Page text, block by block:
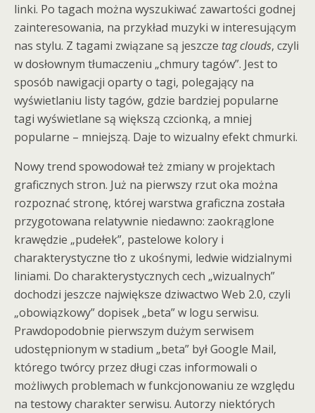
linki. Po tagach można wyszukiwać zawartości godnej
zainteresowania, na przykład muzyki w interesującym
nas stylu. Z tagami związane są jeszcze tag clouds, czyli
w dosłownym tłumaczeniu „chmury tagów”. Jest to
sposób nawigacji oparty o tagi, polegający na
wyświetlaniu listy tagów, gdzie bardziej popularne
tagi wyświetlane są większą czcionką, a mniej
popularne – mniejszą. Daje to wizualny efekt chmurki.
Nowy trend spowodował też zmiany w projektach
graficznych stron. Już na pierwszy rzut oka można
rozpoznać stronę, której warstwa graficzna została
przygotowana relatywnie niedawno: zaokrąglone
krawędzie „pudełek”, pastelowe kolory i
charakterystyczne tło z ukośnymi, ledwie widzialnymi
liniami. Do charakterystycznych cech „wizualnych”
dochodzi jeszcze największe dziwactwo Web 2.0, czyli
„obowiązkowy” dopisek „beta” w logu serwisu.
Prawdopodobnie pierwszym dużym serwisem
udostępnionym w stadium „beta” był Google Mail,
którego twórcy przez długi czas informowali o
możliwych problemach w funkcjonowaniu ze względu
na testowy charakter serwisu. Autorzy niektórych